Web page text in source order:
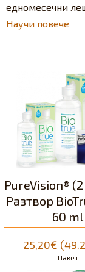
едномесечни
Научи повече
PureVision®
Разтвор
60 ml
25,20€
Пакет